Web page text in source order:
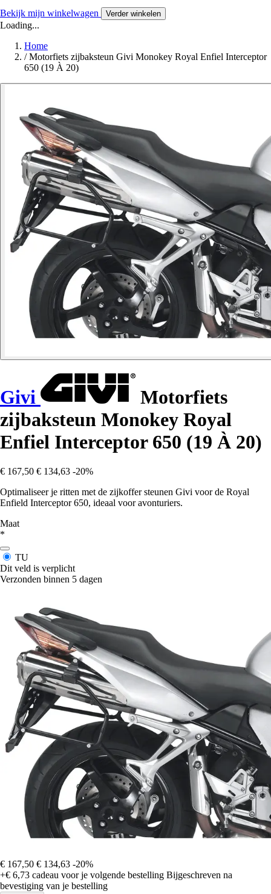
Bekijk mijn winkelwagen Verder winkelen
Loading...
Home
/ Motorfiets zijbaksteun Givi Monokey Royal Enfiel Interceptor
650 (19 À 20)
Givi
Motorfiets
zijbaksteun Monokey Royal
Enfiel Interceptor 650 (19 À 20)
€ 167,50 € 134,63 -20%
Optimaliseer je ritten met de zijkoffer steunen Givi voor de Royal
Enfield Interceptor 650, ideaal voor avonturiers.
Maat
*
TU
Dit veld is verplicht
Verzonden binnen 5 dagen
€ 167,50 € 134,63 -20%
+€ 6,73 cadeau voor je volgende bestelling Bijgeschreven na
bevestiging van je bestelling